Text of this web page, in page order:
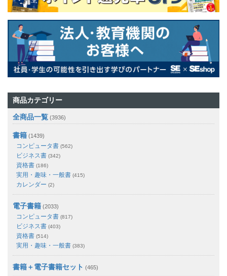
商品カテゴリー
全商品一覧 (3936)
書籍 (1439)
コンピュータ書 (562)
ビジネス書 (342)
資格書 (186)
実用・趣味・一般書 (415)
カレンダー (2)
電子書籍 (2033)
コンピュータ書 (817)
ビジネス書 (403)
資格書 (514)
実用・趣味・一般書 (383)
書籍＋電子書籍セット (465)